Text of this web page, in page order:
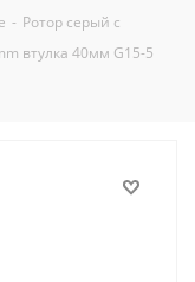
- Ротор серый с
втулка 40мм G15-5